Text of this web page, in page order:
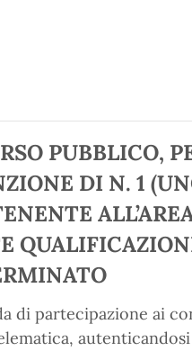
PUBBLICO,
DI N. 1
di partecipazione ai